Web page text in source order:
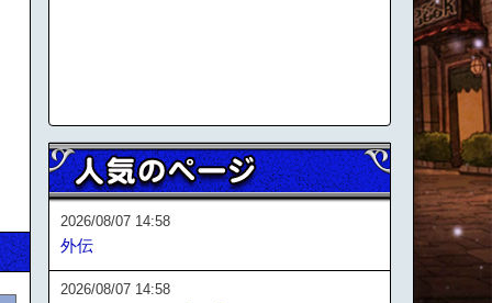
2026/08/07 14:58
外伝
2026/08/07 14:58